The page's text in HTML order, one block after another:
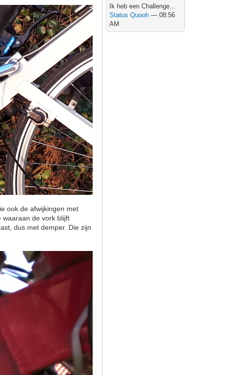
ook de afwijkingen met
waaraan de vork blijft
dus met demper. Die zijn
Ik heb een Challenge...
Status Quooh — 08:56
AM